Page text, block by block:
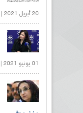
20 أبريل 2021 |
01 يونيو 2021 |